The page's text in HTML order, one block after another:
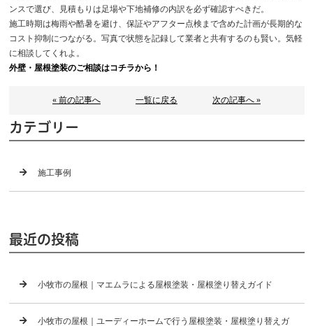
ンスで選び、見積もりは足場や下地補修の内訳を必ず確認すべきだ。
施工時期は梅雨や酷暑を避け、保証やアフター点検まで含めた計画が長期的な
コスト抑制につながる。写真で状態を記録して業者と共有するのも賢い。気軽
に相談してくれよ。
外壁・屋根塗装のご相談はコチラから！
« 前の記事へ 一覧に戻る 次の記事へ »
カテゴリー
施工事例
最近の投稿
小牧市の屋根｜マエムラによる屋根塗装・屋根塗り替えガイド
小牧市の屋根｜ユーディーホームで行う屋根塗装・屋根塗り替えガ